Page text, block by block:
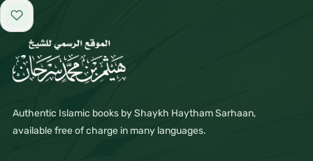
Add to favorites
Authentic Islamic books by Shaykh Haytham Sarhaan,
available free of charge in many languages.